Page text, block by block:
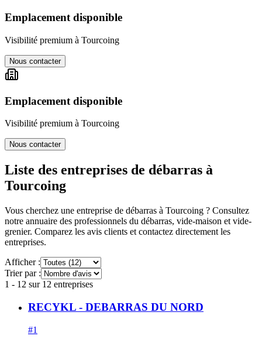
Emplacement disponible
Visibilité premium à Tourcoing
Nous contacter
Emplacement disponible
Visibilité premium à Tourcoing
Nous contacter
Liste des entreprises de débarras à
Tourcoing
Vous cherchez une entreprise de débarras à Tourcoing ? Consultez
notre annuaire des professionnels du débarras, vide-maison et vide-
grenier. Comparez les avis clients et contactez directement les
entreprises.
Afficher :
Trier par :
1 - 12 sur 12 entreprises
RECYKL - DEBARRAS DU NORD
#1